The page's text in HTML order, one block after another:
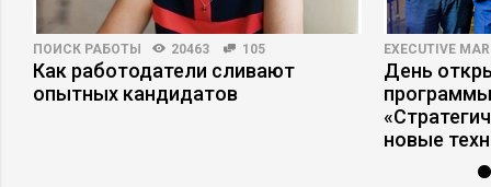
ПОИСК РАБОТЫ 20463 105
Как работодатели сливают
опытных кандидатов
EXECUTIVE
День
новые